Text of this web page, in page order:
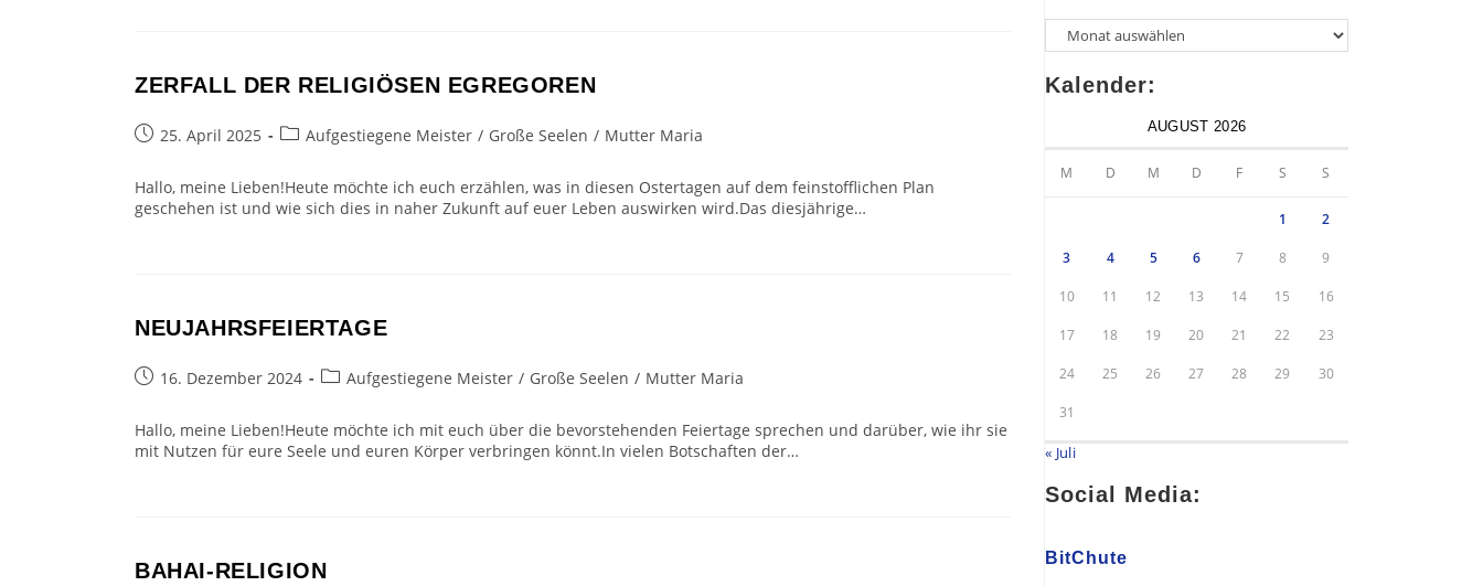
ZERFALL DER RELIGIÖSEN EGREGOREN
Beitrag25. April 2025
Beitrags-
Aufgestiegene Meister / Große Seelen / Mutter Maria
Hallo, meine Lieben!Heute möchte ich euch erzählen, was in diesen Ostertagen auf dem feinstofflichen Plan
geschehen ist und wie sich dies in naher Zukunft auf euer Leben auswirken wird.Das diesjährige…
NEUJAHRSFEIERTAGE
Beitrag16. Dezember 2024
Beitrags-
Aufgestiegene Meister / Große Seelen / Mutter Maria
Hallo, meine Lieben!Heute möchte ich mit euch über die bevorstehenden Feiertage sprechen und darüber, wie ihr sie
mit Nutzen für eure Seele und euren Körper verbringen könnt.In vielen Botschaften der…
BAHAI-RELIGION
Archiv
Kalender:
AUGUST 2026
M D M D F S S
1 2
3 4 5 6 7 8 9
10 11 12 13 14 15 16
17 18 19 20 21 22 23
24 25 26 27 28 29 30
31
« Juli
Social Media:
BitChute